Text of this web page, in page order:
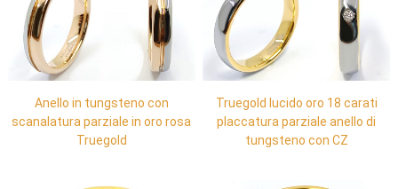
Anello in tungsteno con
scanalatura parziale in oro rosa
Truegold
Truegold lucido oro 18 carati
placcatura parziale anello di
tungsteno con CZ